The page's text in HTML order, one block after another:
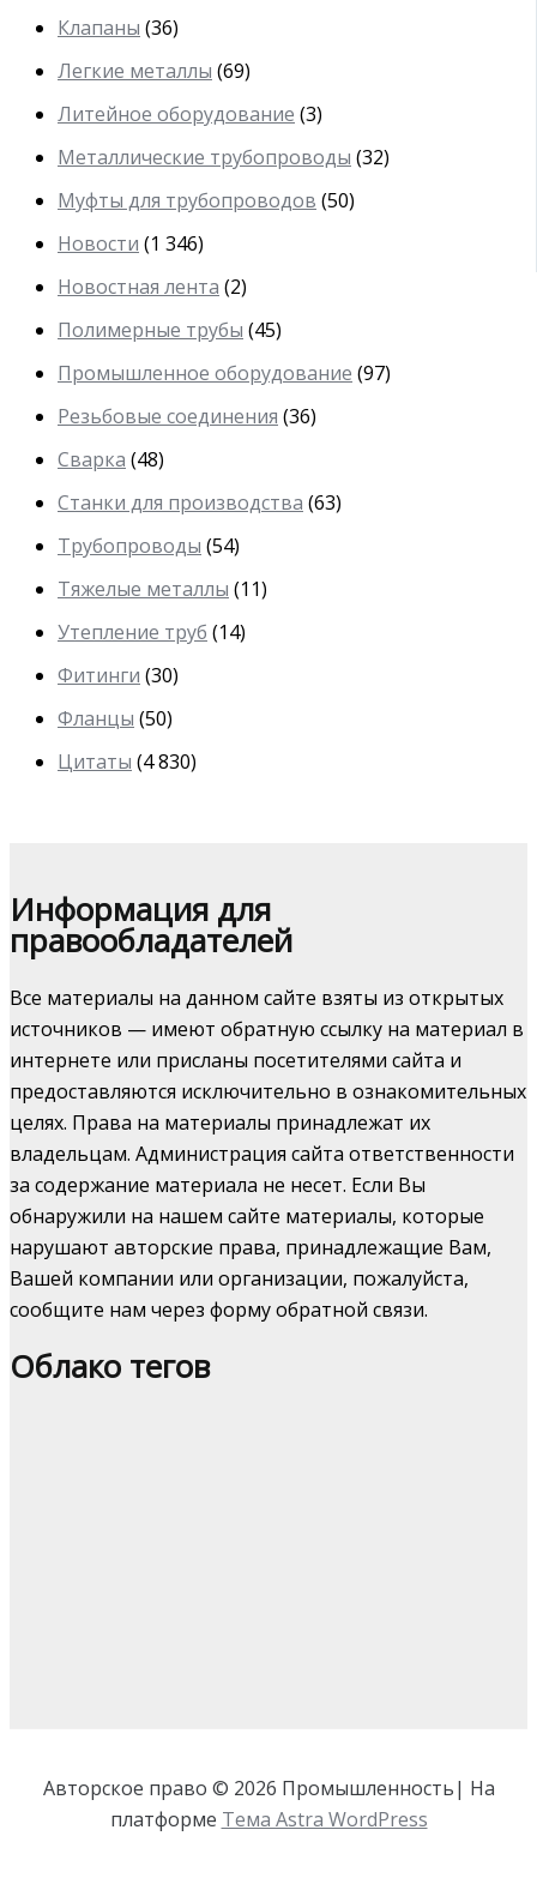
Клапаны (36)
Легкие металлы (69)
Литейное оборудование (3)
Металлические трубопроводы (32)
Муфты для трубопроводов (50)
Новости (1 346)
Новостная лента (2)
Полимерные трубы (45)
Промышленное оборудование (97)
Резьбовые соединения (36)
Сварка (48)
Станки для производства (63)
Трубопроводы (54)
Тяжелые металлы (11)
Утепление труб (14)
Фитинги (30)
Фланцы (50)
Цитаты (4 830)
Информация для
правообладателей
Все материалы на данном сайте взяты из открытых
источников — имеют обратную ссылку на материал в
интернете или присланы посетителями сайта и
предоставляются исключительно в ознакомительных
целях. Права на материалы принадлежат их
владельцам. Администрация сайта ответственности
за содержание материала не несет. Если Вы
обнаружили на нашем сайте материалы, которые
нарушают авторские права, принадлежащие Вам,
Вашей компании или организации, пожалуйста,
сообщите нам через форму обратной связи.
Облако тегов
Авторское право © 2026 Промышленность| На
платформе Тема Astra WordPress